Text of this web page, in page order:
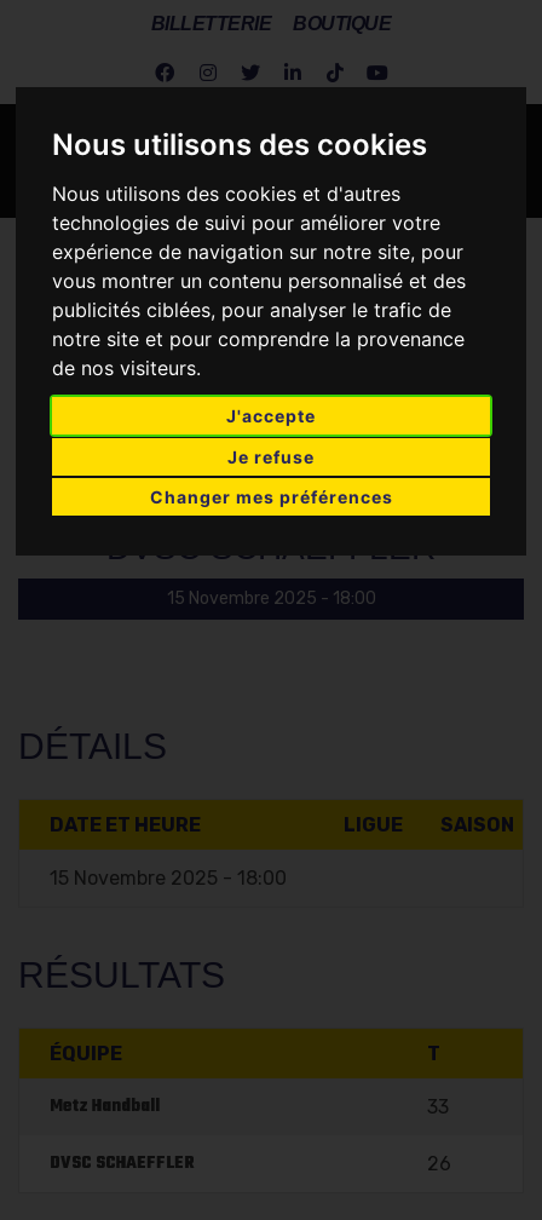
Nous utilisons des cookies
Nous utilisons des cookies et d'autres
technologies de suivi pour améliorer votre
expérience de navigation sur notre site, pour
vous montrer un contenu personnalisé et des
publicités ciblées, pour analyser le trafic de
notre site et pour comprendre la provenance
de nos visiteurs.
J'accepte
Je refuse
Changer mes préférences
BILLETTERIE BOUTIQUE
Metz Handball > Metz Handball vs DVSC SCHAEFFLER
METZ HANDBALL
33 26
DVSC SCHAEFFLER
15 Novembre 2025 - 18:00
DÉTAILS
DATE ET HEURE LIGUE SAISON
15 Novembre 2025 - 18:00
RÉSULTATS
ÉQUIPE T
Metz Handball 33
DVSC SCHAEFFLER 26